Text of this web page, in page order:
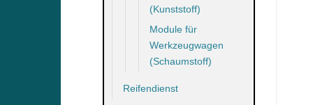
(Kunststoff)
Module für
Werkzeugwagen
(Schaumstoff)
Reifendienst